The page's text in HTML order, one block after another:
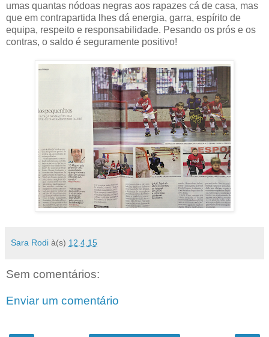
umas quantas nódoas negras aos rapazes cá de casa, mas
que em contrapartida lhes dá energia, garra, espírito de
equipa, respeito e responsabilidade. Pesando os prós e os
contras, o saldo é seguramente positivo!
Sara Rodi à(s) 12.4.15
Sem comentários:
Enviar um comentário